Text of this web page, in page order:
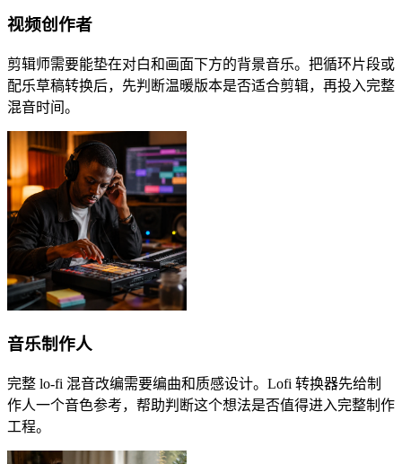
视频创作者
剪辑师需要能垫在对白和画面下方的背景音乐。把循环片段或
配乐草稿转换后，先判断温暖版本是否适合剪辑，再投入完整
混音时间。
音乐制作人
完整 lo-fi 混音改编需要编曲和质感设计。Lofi 转换器先给制
作人一个音色参考，帮助判断这个想法是否值得进入完整制作
工程。